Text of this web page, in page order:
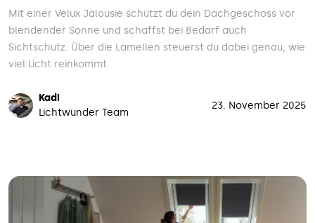
Mit einer Velux Jalousie schützt du dein Dachgeschoss vor
blendender Sonne und schaffst bei Bedarf auch
Sichtschutz. Über die Lamellen steuerst du dabei genau, wie
viel Licht reinkommt.
Kadi
Lichtwunder Team
23. November 2025